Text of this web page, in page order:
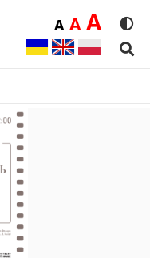
ADomyślna
AŚrednia
A